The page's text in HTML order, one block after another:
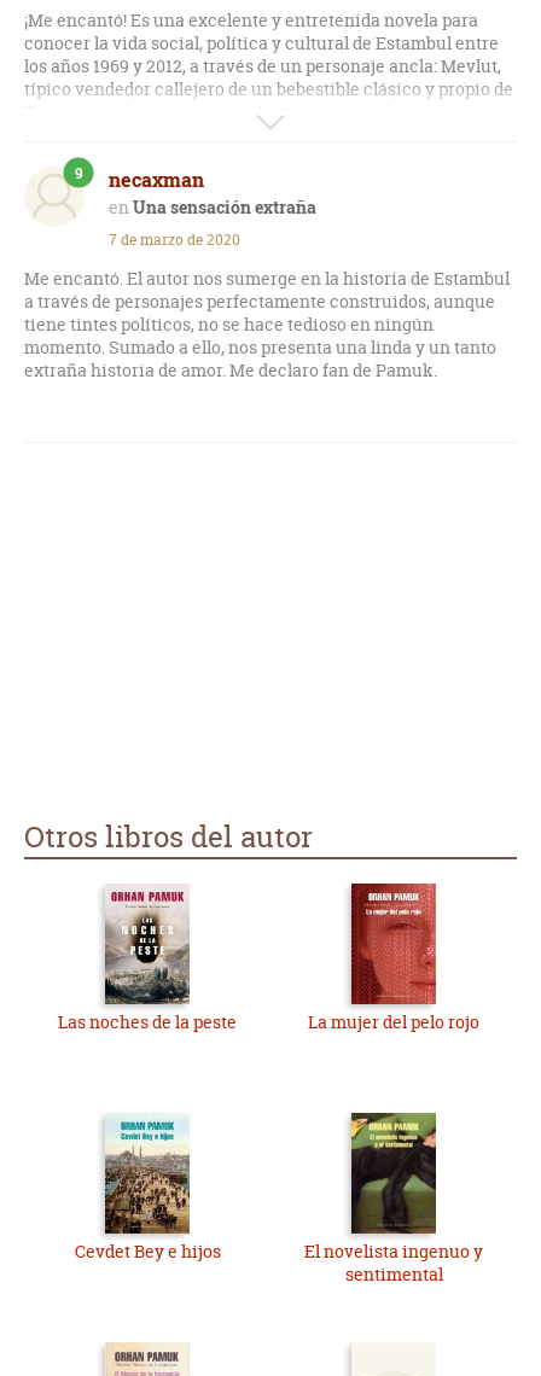
¡Me encantó! Es una excelente y entretenida novela para
conocer la vida social, política y cultural de Estambul entre
los años 1969 y 2012, a través de un personaje ancla: Mevlut,
típico vendedor callejero de un bebestible clásico y propio de
Turquía... y él da vida a esta historia a través de los años de su
vida; se incluyen muchos personajes vinculados al
protagonista. La narrativa de Pamuk, es interesante y
dinámica... por una parte un narrador que relata como
observador a Mevlut y su entorno y, además, se presentan
narrativas paralelas con voces directas de los personajes
allegados a Mevlut.
necaxman
Una sensación extraña
9
7 de marzo de 2020
Me encantó. El autor nos sumerge en la historia de Estambul
a través de personajes perfectamente construidos, aunque
tiene tintes políticos, no se hace tedioso en ningún
momento. Sumado a ello, nos presenta una linda y un tanto
extraña historia de amor. Me declaro fan de Pamuk.
Otros libros del autor
Las noches de la peste La mujer del pelo rojo
Cevdet Bey e hijos
El novelista ingenuo y
sentimental